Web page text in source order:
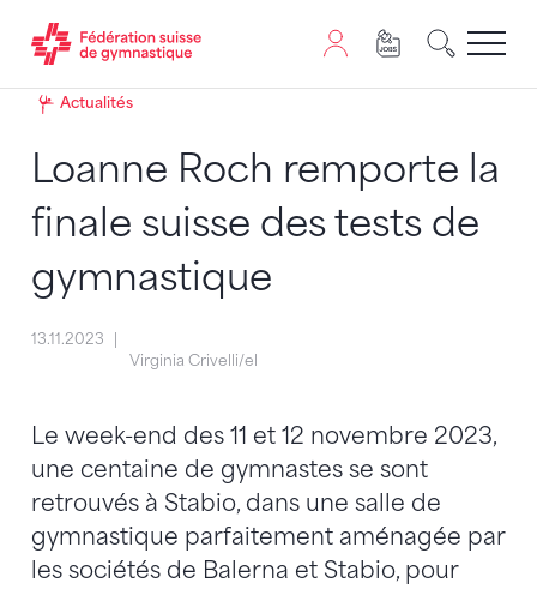
Passer au contenu
Naviguer vers le plan du siten
JavaScript est nécessaire pour naviguer sur ce site.
Actualités
Loanne Roch remporte la
finale suisse des tests de
gymnastique
13.11.2023
Virginia Crivelli/el
Le week-end des 11 et 12 novembre 2023,
une centaine de gymnastes se sont
retrouvés à Stabio, dans une salle de
gymnastique parfaitement aménagée par
les sociétés de Balerna et Stabio, pour